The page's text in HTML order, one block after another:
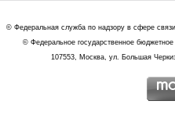
© Федеральная служба по надзору в сфере
© Федеральное государственное
107553, Москва, ул. Большая